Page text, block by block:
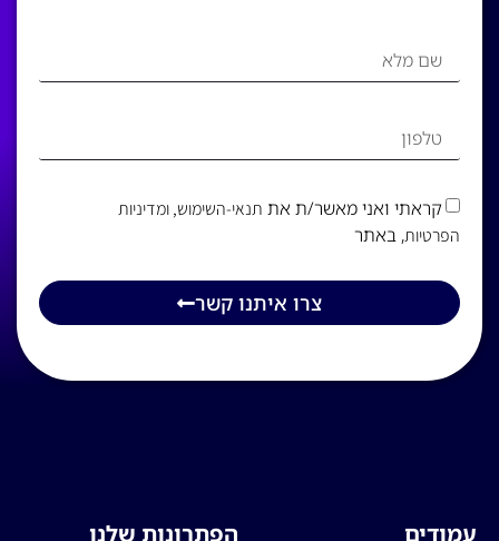
קראתי ואני מאשר/ת את תנאי-השימוש, ומדיניות
הפרטיות, באתר
צרו איתנו קשר
עמודים הפתרונות שלנו